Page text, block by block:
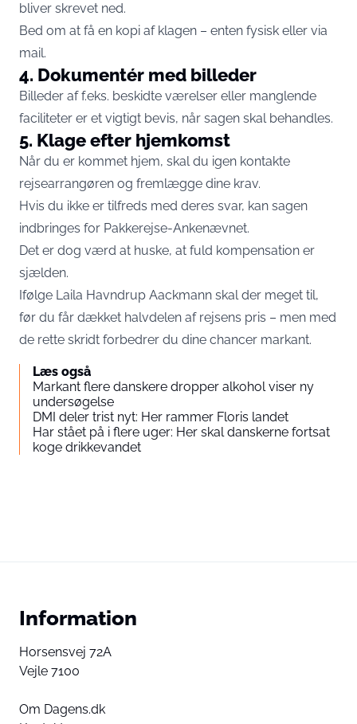
bliver skrevet ned.
Bed om at få en kopi af klagen – enten fysisk eller via
mail.
4. Dokumentér med billeder
Billeder af f.eks. beskidte værelser eller manglende
faciliteter er et vigtigt bevis, når sagen skal behandles.
5. Klage efter hjemkomst
Når du er kommet hjem, skal du igen kontakte
rejsearrangøren og fremlægge dine krav.
Hvis du ikke er tilfreds med deres svar, kan sagen
indbringes for Pakkerejse-Ankenævnet.
Det er dog værd at huske, at fuld kompensation er
sjælden.
Ifølge Laila Havndrup Aackmann skal der meget til,
før du får dækket halvdelen af rejsens pris – men med
de rette skridt forbedrer du dine chancer markant.
Læs også
Markant flere danskere dropper alkohol viser ny
undersøgelse
DMI deler trist nyt: Her rammer Floris landet
Har stået på i flere uger: Her skal danskerne fortsat
koge drikkevandet
Information
Horsensvej 72A
Vejle 7100
Om Dagens.dk